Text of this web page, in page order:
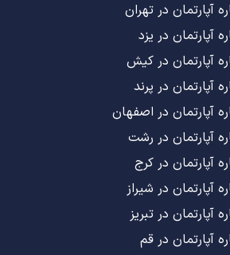
آپارتمان در تهران
آپارتمان در یزد
آپارتمان در کیش
آپارتمان در پرند
آپارتمان در اصفهان
آپارتمان در رشت
آپارتمان در کرج
آپارتمان در شیراز
آپارتمان در تبریز
آپارتمان در قم